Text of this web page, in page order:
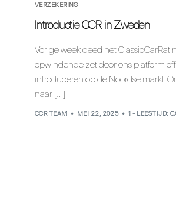
VERZEKERING
Introductie CCR in Zweden
Vorige week deed het
opwindende zet door ons platform
introduceren op de Noordse markt.
naar […]
CCR TEAM MEI 22, 2025 1 - LEESTIJD: